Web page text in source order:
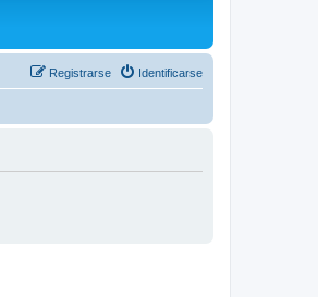
Identificarse
Registrarse